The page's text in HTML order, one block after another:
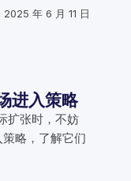
2025 年 6 月 11 日
进入策略
扩张时，不妨
略，了解它们